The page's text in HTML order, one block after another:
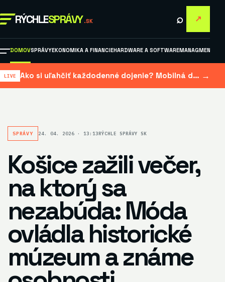
RÝCHLESPRÁVY .SK ⌕ ↗
DOMOVSPRÁVYEKONOMIKA A FINANCIEHARDWARE A SOFTWAREMANAGMENT A
Ako si uľahčiť každodenné dojenie? Mobilná dojačka šetrí čas aj námahu →
SPRÁVY 24. 04. 2026 · 13:13RÝCHLE SPRÁVY SK
Košice zažili večer,
na ktorý sa
nezabúda: Móda
ovládla historické
múzeum a známe